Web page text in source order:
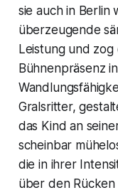
sie auch in Berlin
überzeugende
Leistung und
Bühnenpräsenz
Gralsritter,
das Kind an
scheinbar
die in ihrer
über den